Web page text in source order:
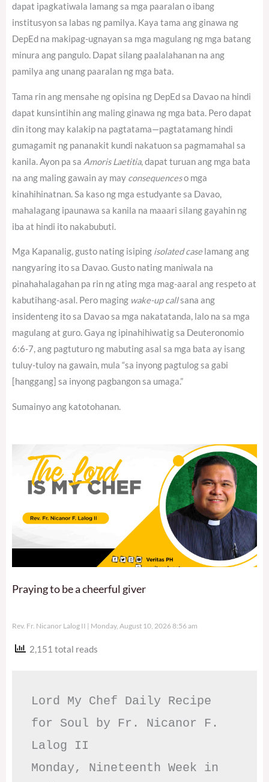
dapat ipagkatiwala lamang sa mga paaralan o ibang
institusyon sa labas ng pamilya. Kaya tama ang ginawa ng
DepEd na makipag-ugnayan sa mga magulang ng mga batang
minura ang pangulo. Dapat silang paalalahanan na ang
pamilya ang unang paaralan ng mga bata.
Tama rin ang mensahe ng opisina ng DepEd sa Davao na hindi
dapat kunsintihin ang maling ginawa ng mga bata. Pero dapat
din itong may kalakip na pagtatama—pagtatamang hindi
gumagamit ng pananakit kundi nakatuon sa pagmamahal sa
kanila. Ayon pa sa Amoris Laetitia, dapat turuan ang mga bata
na ang maling gawain ay may consequenceso mga
kinahihinatnan.Sa kaso ng mga estudyante sa Davao,
mahalagang ipaunawa sa kanila na maaari silang gayahin ng
iba at hindi ito nakabubuti.
Mga Kapanalig, gusto nating isiping isolated caselamang ang
nangyaring ito sa Davao. Gusto nating maniwala na
pinahahalagahan pa rin ng ating mga mag-aaral ang respeto at
kabutihang-asal. Pero maging wake-up callsana ang
insidenteng ito sa Davao sa mga nakatatanda, lalo na sa mga
magulang at guro. Gaya ng ipinahihiwatig sa Deuteronomio
6:6-7, ang pagtuturo ng mabuting asal sa mga bata ay isang
tuluy-tuloy na gawain, mula “sa inyong pagtulog sa gabi
[hanggang] sa inyong pagbangon sa umaga.”
Sumainyo ang katotohanan.
Praying to be a cheerful giver
Rev. Fr. Nicanor Lalog II Monday, August 10, 2026 8:56 am
2,151 total reads
Lord My Chef Daily Recipe
for Soul by Fr. Nicanor F.
Lalog II
Monday, Nineteenth Week in